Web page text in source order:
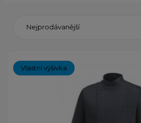
Nejprodávanější
Vlastní výšivka